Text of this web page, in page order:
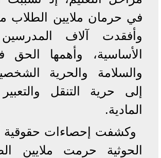
في حرمان ملايين الطلاب
وأفقدت آلاف
الأساسية، وأهمها الحق
والسلامة والحرية
إلى حرية التنقل
المادية.
وكشفت إحصاءات حقوقية
الحوثية حرمت ملايين